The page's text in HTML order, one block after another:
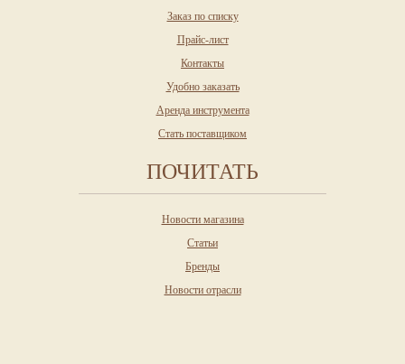
Заказ по списку
Прайс-лист
Контакты
Удобно заказать
Аренда инструмента
Стать поставщиком
ПОЧИТАТЬ
Новости магазина
Статьи
Бренды
Новости отрасли